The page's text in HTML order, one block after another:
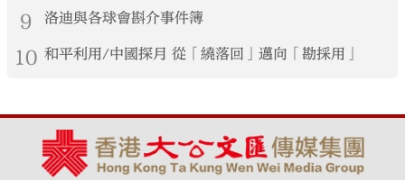
9 洛迪與各球會斟介事件簿
10 和平利用/中國探月 從「繞落回」邁向「勘採用」